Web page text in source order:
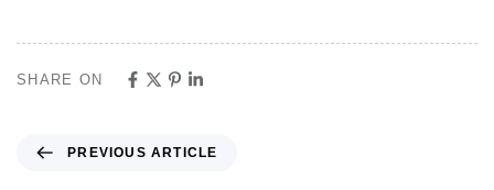
SHARE ON
PREVIOUS ARTICLE